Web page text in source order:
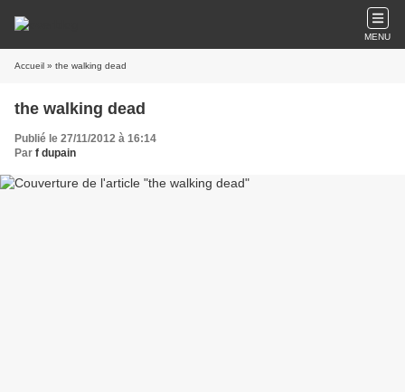
MENU
Accueil » the walking dead
the walking dead
Publié le 27/11/2012 à 16:14
Par f dupain